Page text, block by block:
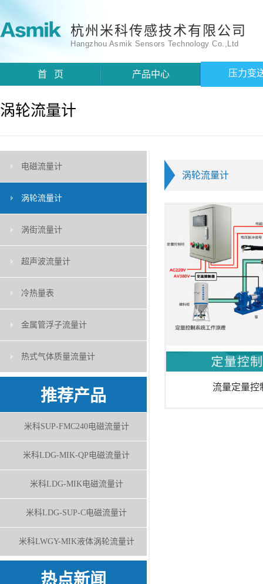
杭州米科传感技术有限公司
Hangzhou Asmik Sensors Technology Co.,Ltd
首 页 产品中心 压力变
涡轮流量计
电磁流量计
涡轮流量计
涡街流量计
超声波流量计
冷热量表
金属管浮子流量计
热式气体质量流量计
推荐产品
米科SUP-FMC240电磁流量计
米科LDG-MIK-QP电磁流量计
米科LDG-MIK电磁流量计
米科LDG-SUP-C电磁流量计
米科LWGY-MIK液体涡轮流量计
热点新闻
涡轮流量计
流量定量控